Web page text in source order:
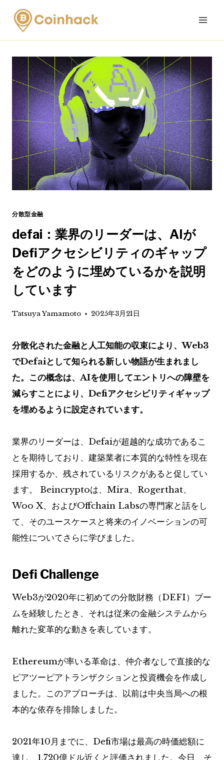
Skip
content
分散型金融
defai：業界のリーダーは、AIが
Defiアクセシビリティのギャップ
をどのように埋めているかを説明
しています
Tatsuya Yamamoto 2025年3月21日
分散化された金融と人工知能の収束により、Web3
でDefaiとして知られる新しい物語が生まれまし
た。この概念は、AIを使用してエントリへの障壁を
減らすことにより、Defiアクセシビリティギャップ
を埋めるように設定されています。
業界のリーダーは、Defaiが超越的な成功であるこ
とを期待しており、建築業者に本質的な特性を現在
採用するか、残されているリスクがあると促してい
ます。 Beincryptoは、Mira、Rogerthat、
Woo X、およびOffchain Labsの専門家と話をし
て、そのユースケースと将来のイノベーションの可
能性についてさらに学びました。
Defi Challenge
Web3が2020年に初めての分散財務（DEFI）ブー
ムを経験したとき、それは従来の金融システムから
離れた変革的な動きを表しています。
Ethereumが率いる革命は、仲介者なしで直接的な
ピアツーピアトランザクションと投資機会を作成し
ました。このアプローチは、以前は中央当局への根
本的な依存を排除​​しました。
2021年10月までに、Defi市場は最高の時価総額に
達し、1,720億ドル近くと評価されました。今日、そ